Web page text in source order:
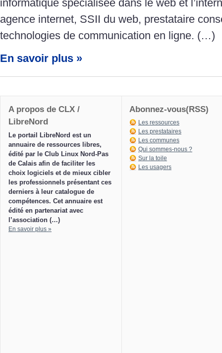
informatique spécialisée dans le web et
agence internet, SSII du web, prestataire
technologies de communication en ligne. (…)
En savoir plus »
A propos de CLX /
LibreNord
Le portail LibreNord est un
annuaire de ressources libres,
édité par le Club Linux Nord-Pas
de Calais afin de faciliter les
choix logiciels et de mieux cibler
les professionnels présentant ces
derniers à leur catalogue de
compétences. Cet annuaire est
édité en partenariat avec
l’association (…)
En savoir plus »
Abonnez-vous(RSS)
Les ressources
Les prestataires
Les communes
Qui sommes-nous ?
Sur la toile
Les usagers